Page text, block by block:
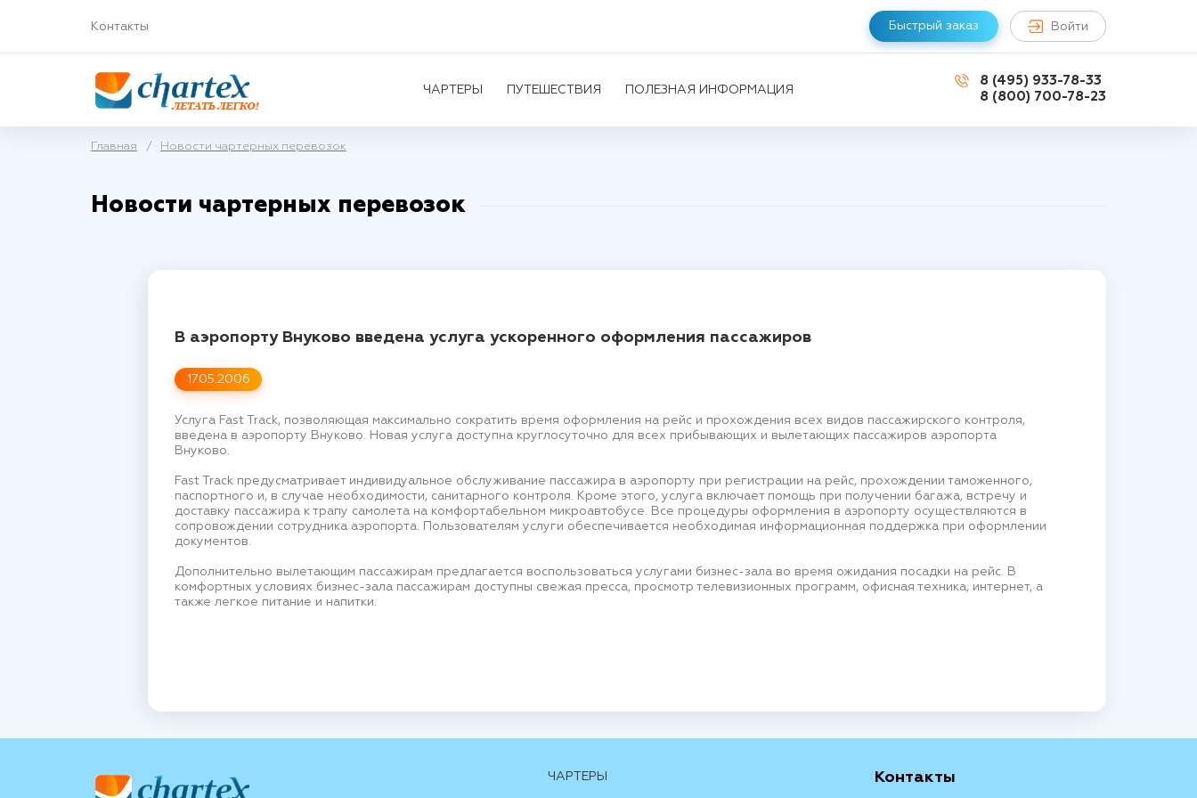
Контакты Быстрый заказ Войти
ЧАРТЕРЫ ПУТЕШЕСТВИЯ ПОЛЕЗНАЯ ИНФОРМАЦИЯ
8 (495) 933-78-33
8 (800) 700-78-23
Главная / Новости чартерных перевозок
Новости чартерных перевозок
17.05.2006
В аэропорту Внуково введена услуга ускоренного оформления пассажиров
Услуга Fast Track, позволяющая максимально сократить время оформления на рейс и прохождения всех видов пассажирского контроля,
введена в аэропорту Внуково. Новая услуга доступна круглосуточно для всех прибывающих и вылетающих пассажиров аэропорта
Внуково.
Fast Track предусматривает индивидуальное обслуживание пассажира в аэропорту при регистрации на рейс, прохождении таможенного,
паспортного и, в случае необходимости, санитарного контроля. Кроме этого, услуга включает помощь при получении багажа, встречу и
доставку пассажира к трапу самолета на комфортабельном микроавтобусе. Все процедуры оформления в аэропорту осуществляются в
сопровождении сотрудника аэропорта. Пользователям услуги обеспечивается необходимая информационная поддержка при оформлении
документов.
Дополнительно вылетающим пассажирам предлагается воспользоваться услугами бизнес-зала во время ожидания посадки на рейс. В
комфортных условиях бизнес-зала пассажирам доступны свежая пресса, просмотр телевизионных программ, офисная техника, интернет, а
также легкое питание и напитки.
ЧАРТЕРЫ Контакты